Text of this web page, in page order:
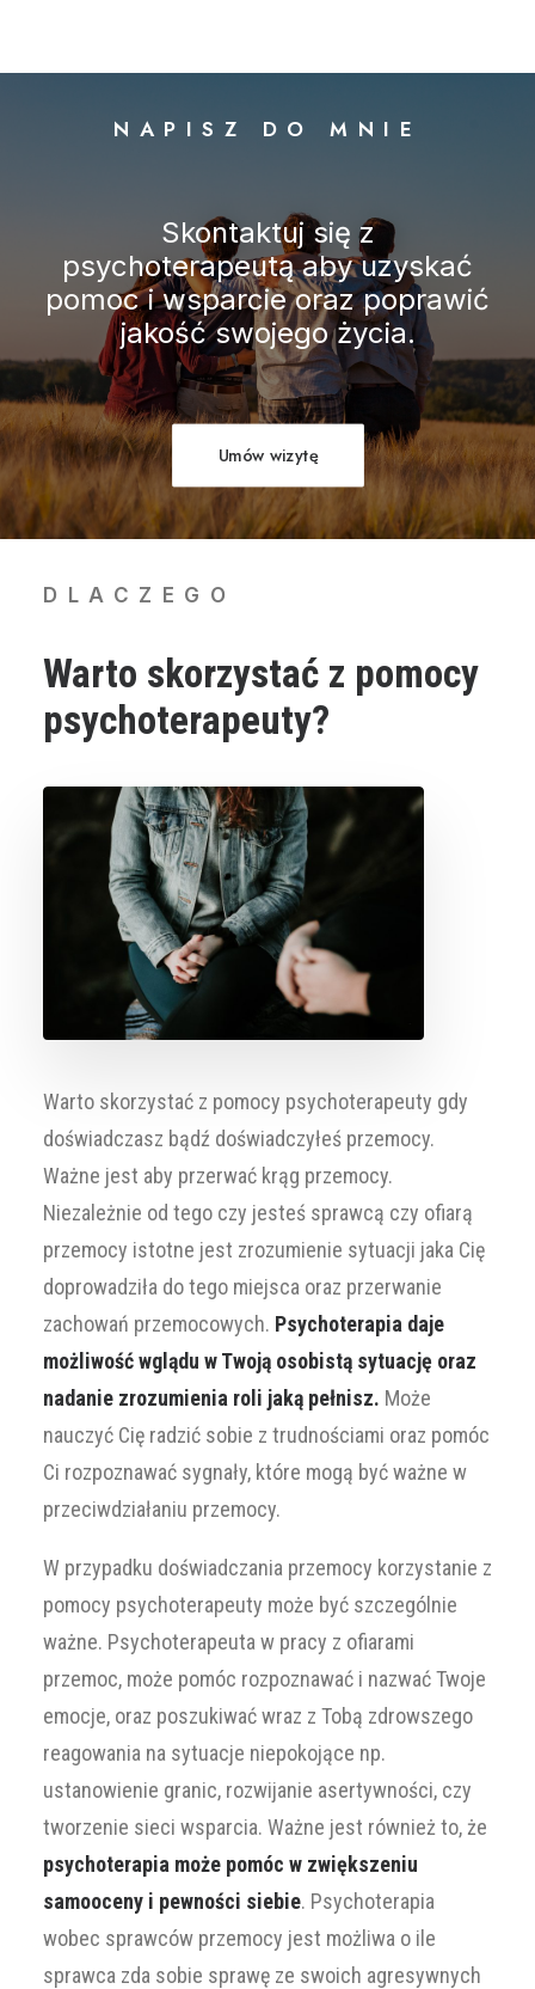
NAPISZ DO MNIE
Skontaktuj się z
psychoterapeutą aby uzyskać
pomoc i wsparcie oraz poprawić
jakość swojego życia.
Umów wizytę
DLACZEGO
Warto skorzystać z pomocy
psychoterapeuty?
Warto skorzystać z pomocy psychoterapeuty gdy
doświadczasz bądź doświadczyłeś przemocy.
Ważne jest aby przerwać krąg przemocy.
Niezależnie od tego czy jesteś sprawcą czy ofiarą
przemocy istotne jest zrozumienie sytuacji jaka Cię
doprowadziła do tego miejsca oraz przerwanie
zachowań przemocowych. Psychoterapia daje
możliwość wglądu w Twoją osobistą sytuację oraz
nadanie zrozumienia roli jaką pełnisz. Może
nauczyć Cię radzić sobie z trudnościami oraz pomóc
Ci rozpoznawać sygnały, które mogą być ważne w
przeciwdziałaniu przemocy.
W przypadku doświadczania przemocy korzystanie z
pomocy psychoterapeuty może być szczególnie
ważne. Psychoterapeuta w pracy z ofiarami
przemoc, może pomóc rozpoznawać i nazwać Twoje
emocje, oraz poszukiwać wraz z Tobą zdrowszego
reagowania na sytuacje niepokojące np.
ustanowienie granic, rozwijanie asertywności, czy
tworzenie sieci wsparcia. Ważne jest również to, że
psychoterapia może pomóc w zwiększeniu
samooceny i pewności siebie. Psychoterapia
wobec sprawców przemocy jest możliwa o ile
sprawca zda sobie sprawę ze swoich agresywnych